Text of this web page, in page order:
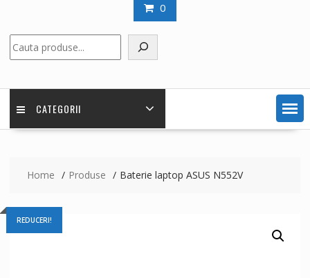
0
CATEGORII
Home Produse Baterie laptop ASUS N552V
REDUCERI!